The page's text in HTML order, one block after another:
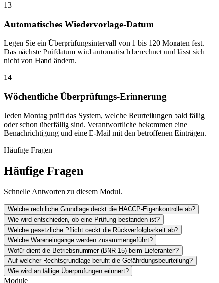
13
Automatisches Wiedervorlage-Datum
Legen Sie ein Überprüfungsintervall von 1 bis 120 Monaten fest.
Das nächste Prüfdatum wird automatisch berechnet und lässt sich
nicht von Hand ändern.
14
Wöchentliche Überprüfungs-Erinnerung
Jeden Montag prüft das System, welche Beurteilungen bald fällig
oder schon überfällig sind. Verantwortliche bekommen eine
Benachrichtigung und eine E-Mail mit den betroffenen Einträgen.
Häufige Fragen
Häufige Fragen
Schnelle Antworten zu diesem Modul.
Welche rechtliche Grundlage deckt die HACCP-Eigenkontrolle ab?
Wie wird entschieden, ob eine Prüfung bestanden ist?
Welche gesetzliche Pflicht deckt die Rückverfolgbarkeit ab?
Welche Wareneingänge werden zusammengeführt?
Wofür dient die Betriebsnummer (BNR 15) beim Lieferanten?
Auf welcher Rechtsgrundlage beruht die Gefährdungsbeurteilung?
Wie wird an fällige Überprüfungen erinnert?
Module